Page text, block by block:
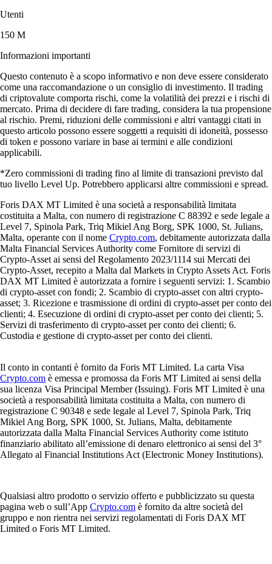
Utenti
150 M
Informazioni importanti
Questo contenuto è a scopo informativo e non deve essere considerato
come una raccomandazione o un consiglio di investimento. Il trading
di criptovalute comporta rischi, come la volatilità dei prezzi e i rischi di
mercato. Prima di decidere di fare trading, considera la tua propensione
al rischio. Premi, riduzioni delle commissioni e altri vantaggi citati in
questo articolo possono essere soggetti a requisiti di idoneità, possesso
di token e possono variare in base ai termini e alle condizioni
applicabili.
*Zero commissioni di trading fino al limite di transazioni previsto dal
tuo livello Level Up. Potrebbero applicarsi altre commissioni e spread.
Foris DAX MT Limited è una società a responsabilità limitata
costituita a Malta, con numero di registrazione C 88392 e sede legale a
Level 7, Spinola Park, Triq Mikiel Ang Borg, SPK 1000, St. Julians,
Malta, operante con il nome Crypto.com, debitamente autorizzata dalla
Malta Financial Services Authority come Fornitore di servizi di
Crypto-Asset ai sensi del Regolamento 2023/1114 sui Mercati dei
Crypto-Asset, recepito a Malta dal Markets in Crypto Assets Act. Foris
DAX MT Limited è autorizzata a fornire i seguenti servizi: 1. Scambio
di crypto-asset con fondi; 2. Scambio di crypto-asset con altri crypto-
asset; 3. Ricezione e trasmissione di ordini di crypto-asset per conto dei
clienti; 4. Esecuzione di ordini di crypto-asset per conto dei clienti; 5.
Servizi di trasferimento di crypto-asset per conto dei clienti; 6.
Custodia e gestione di crypto-asset per conto dei clienti.
Il conto in contanti è fornito da Foris MT Limited. La carta Visa
Crypto.com è emessa e promossa da Foris MT Limited ai sensi della
sua licenza Visa Principal Member (Issuing). Foris MT Limited è una
società a responsabilità limitata costituita a Malta, con numero di
registrazione C 90348 e sede legale al Level 7, Spinola Park, Triq
Mikiel Ang Borg, SPK 1000, St. Julians, Malta, debitamente
autorizzata dalla Malta Financial Services Authority come istituto
finanziario abilitato all’emissione di denaro elettronico ai sensi del 3°
Allegato al Financial Institutions Act (Electronic Money Institutions).
Qualsiasi altro prodotto o servizio offerto e pubblicizzato su questa
pagina web o sull’App Crypto.com è fornito da altre società del
gruppo e non rientra nei servizi regolamentati di Foris DAX MT
Limited o Foris MT Limited.